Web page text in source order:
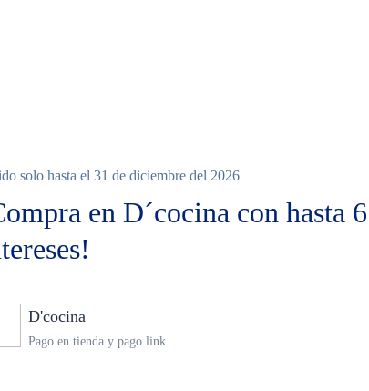
solo hasta el 31 de diciembre del 2026
en D´cocina con hasta
D'cocina
Pago en tienda y pago link